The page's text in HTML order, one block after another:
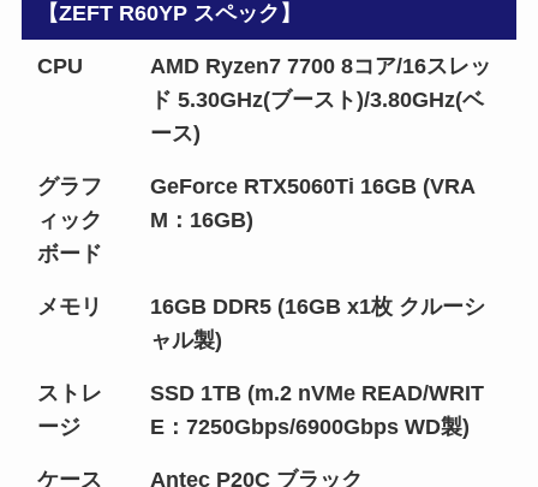
【ZEFT R60YP スペック】
CPU
AMD Ryzen7 7700 8コア/16スレッ
ド 5.30GHz(ブースト)/3.80GHz(ベ
ース)
グラフ
ィック
ボード
GeForce RTX5060Ti 16GB (VRA
M：16GB)
メモリ
16GB DDR5 (16GB x1枚 クルーシ
ャル製)
ストレ
ージ
SSD 1TB (m.2 nVMe READ/WRIT
E：7250Gbps/6900Gbps WD製)
ケース Antec P20C ブラック